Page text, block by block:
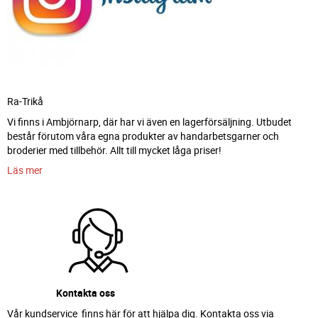
Ra-Trikå
Vi finns i Ambjörnarp, där har vi även en lagerförsäljning. Utbudet
består förutom våra egna produkter av handarbetsgarner och
broderier med tillbehör. Allt till mycket låga priser!
Läs mer
Kontakta oss
Vår kundservice finns här för att hjälpa dig. Kontakta oss via